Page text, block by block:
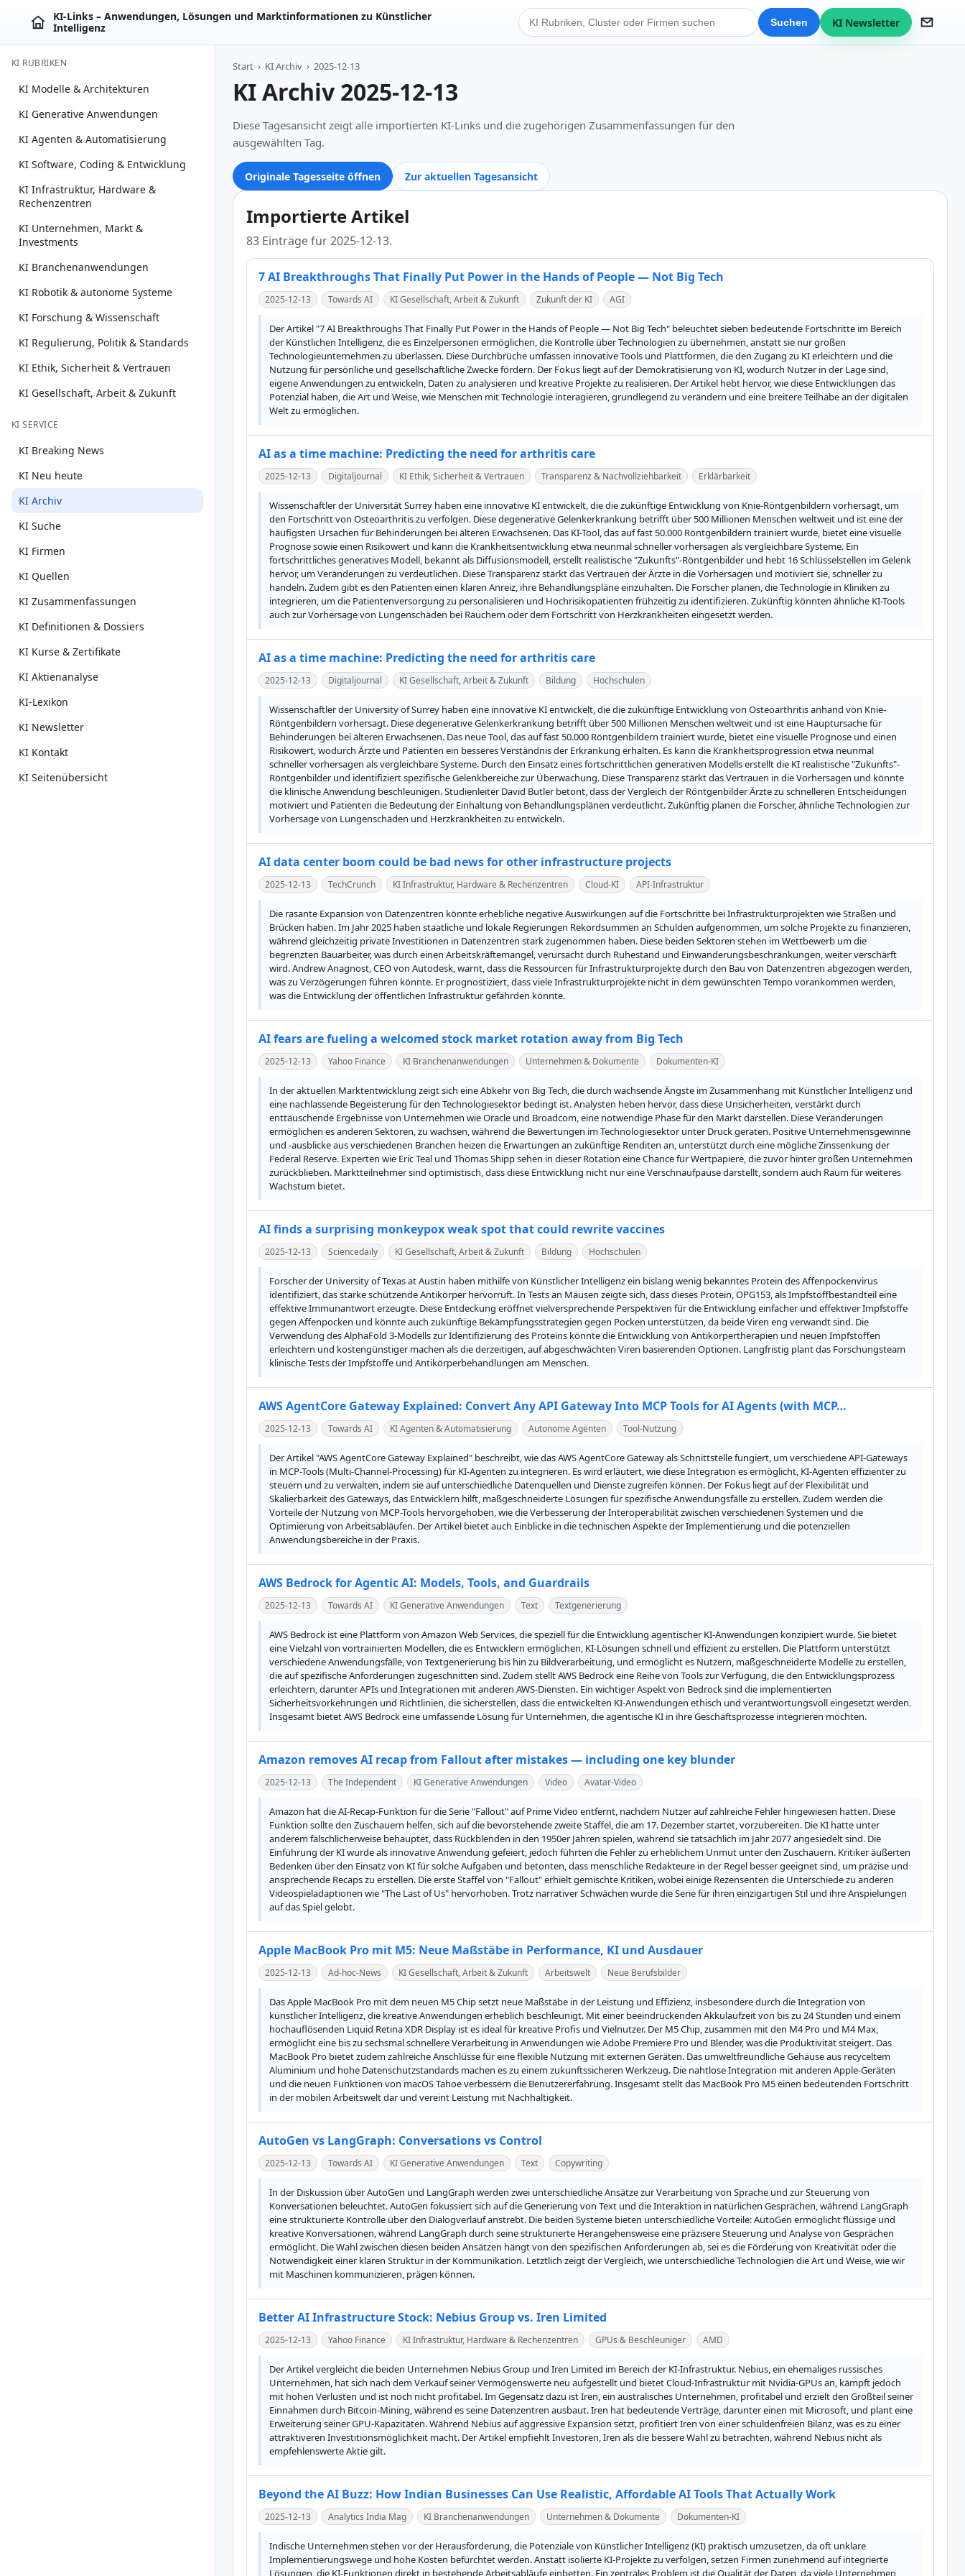
KI‑Links – Anwendungen, Lösungen und Marktinformationen zu Künstlicher
Intelligenz
KI Suche Suchen KI Newsletter
KI RUBRIKEN
KI Modelle & Architekturen
KI Generative Anwendungen
KI Agenten & Automatisierung
KI Software, Coding & Entwicklung
KI Infrastruktur, Hardware &
Rechenzentren
KI Unternehmen, Markt &
Investments
KI Branchenanwendungen
KI Robotik & autonome Systeme
KI Forschung & Wissenschaft
KI Regulierung, Politik & Standards
KI Ethik, Sicherheit & Vertrauen
KI Gesellschaft, Arbeit & Zukunft
KI SERVICE
KI Breaking News
KI Neu heute
KI Archiv
KI Suche
KI Firmen
KI Quellen
KI Zusammenfassungen
KI Definitionen & Dossiers
KI Kurse & Zertifikate
KI Aktienanalyse
KI-Lexikon
KI Newsletter
KI Kontakt
KI Seitenübersicht
Start › KI Archiv › 2025-12-13
KI Archiv 2025-12-13
Diese Tagesansicht zeigt alle importierten KI-Links und die zugehörigen Zusammenfassungen für den
ausgewählten Tag.
Originale Tagesseite öffnen Zur aktuellen Tagesansicht
Importierte Artikel
83 Einträge für 2025-12-13.
7 AI Breakthroughs That Finally Put Power in the Hands of People — Not Big Tech
2025-12-13 Towards AI KI Gesellschaft, Arbeit & Zukunft Zukunft der KI AGI
Der Artikel "7 AI Breakthroughs That Finally Put Power in the Hands of People — Not Big Tech" beleuchtet sieben bedeutende Fortschritte im Bereich
der Künstlichen Intelligenz, die es Einzelpersonen ermöglichen, die Kontrolle über Technologien zu übernehmen, anstatt sie nur großen
Technologieunternehmen zu überlassen. Diese Durchbrüche umfassen innovative Tools und Plattformen, die den Zugang zu KI erleichtern und die
Nutzung für persönliche und gesellschaftliche Zwecke fördern. Der Fokus liegt auf der Demokratisierung von KI, wodurch Nutzer in der Lage sind,
eigene Anwendungen zu entwickeln, Daten zu analysieren und kreative Projekte zu realisieren. Der Artikel hebt hervor, wie diese Entwicklungen das
Potenzial haben, die Art und Weise, wie Menschen mit Technologie interagieren, grundlegend zu verändern und eine breitere Teilhabe an der digitalen
Welt zu ermöglichen.
AI as a time machine: Predicting the need for arthritis care
2025-12-13 Digitaljournal KI Ethik, Sicherheit & Vertrauen Transparenz & Nachvollziehbarkeit Erklärbarkeit
Wissenschaftler der Universität Surrey haben eine innovative KI entwickelt, die die zukünftige Entwicklung von Knie-Röntgenbildern vorhersagt, um
den Fortschritt von Osteoarthritis zu verfolgen. Diese degenerative Gelenkerkrankung betrifft über 500 Millionen Menschen weltweit und ist eine der
häufigsten Ursachen für Behinderungen bei älteren Erwachsenen. Das KI-Tool, das auf fast 50.000 Röntgenbildern trainiert wurde, bietet eine visuelle
Prognose sowie einen Risikowert und kann die Krankheitsentwicklung etwa neunmal schneller vorhersagen als vergleichbare Systeme. Ein
fortschrittliches generatives Modell, bekannt als Diffusionsmodell, erstellt realistische "Zukunfts"-Röntgenbilder und hebt 16 Schlüsselstellen im Gelenk
hervor, um Veränderungen zu verdeutlichen. Diese Transparenz stärkt das Vertrauen der Ärzte in die Vorhersagen und motiviert sie, schneller zu
handeln. Zudem gibt es den Patienten einen klaren Anreiz, ihre Behandlungspläne einzuhalten. Die Forscher planen, die Technologie in Kliniken zu
integrieren, um die Patientenversorgung zu personalisieren und Hochrisikopatienten frühzeitig zu identifizieren. Zukünftig könnten ähnliche KI-Tools
auch zur Vorhersage von Lungenschäden bei Rauchern oder dem Fortschritt von Herzkrankheiten eingesetzt werden.
AI as a time machine: Predicting the need for arthritis care
2025-12-13 Digitaljournal KI Gesellschaft, Arbeit & Zukunft Bildung Hochschulen
Wissenschaftler der University of Surrey haben eine innovative KI entwickelt, die die zukünftige Entwicklung von Osteoarthritis anhand von Knie-
Röntgenbildern vorhersagt. Diese degenerative Gelenkerkrankung betrifft über 500 Millionen Menschen weltweit und ist eine Hauptursache für
Behinderungen bei älteren Erwachsenen. Das neue Tool, das auf fast 50.000 Röntgenbildern trainiert wurde, bietet eine visuelle Prognose und einen
Risikowert, wodurch Ärzte und Patienten ein besseres Verständnis der Erkrankung erhalten. Es kann die Krankheitsprogression etwa neunmal
schneller vorhersagen als vergleichbare Systeme. Durch den Einsatz eines fortschrittlichen generativen Modells erstellt die KI realistische "Zukunfts"-
Röntgenbilder und identifiziert spezifische Gelenkbereiche zur Überwachung. Diese Transparenz stärkt das Vertrauen in die Vorhersagen und könnte
die klinische Anwendung beschleunigen. Studienleiter David Butler betont, dass der Vergleich der Röntgenbilder Ärzte zu schnelleren Entscheidungen
motiviert und Patienten die Bedeutung der Einhaltung von Behandlungsplänen verdeutlicht. Zukünftig planen die Forscher, ähnliche Technologien zur
Vorhersage von Lungenschäden und Herzkrankheiten zu entwickeln.
AI data center boom could be bad news for other infrastructure projects
2025-12-13 TechCrunch KI Infrastruktur, Hardware & Rechenzentren Cloud-KI API-Infrastruktur
Die rasante Expansion von Datenzentren könnte erhebliche negative Auswirkungen auf die Fortschritte bei Infrastrukturprojekten wie Straßen und
Brücken haben. Im Jahr 2025 haben staatliche und lokale Regierungen Rekordsummen an Schulden aufgenommen, um solche Projekte zu finanzieren,
während gleichzeitig private Investitionen in Datenzentren stark zugenommen haben. Diese beiden Sektoren stehen im Wettbewerb um die
begrenzten Bauarbeiter, was durch einen Arbeitskräftemangel, verursacht durch Ruhestand und Einwanderungsbeschränkungen, weiter verschärft
wird. Andrew Anagnost, CEO von Autodesk, warnt, dass die Ressourcen für Infrastrukturprojekte durch den Bau von Datenzentren abgezogen werden,
was zu Verzögerungen führen könnte. Er prognostiziert, dass viele Infrastrukturprojekte nicht in dem gewünschten Tempo vorankommen werden,
was die Entwicklung der öffentlichen Infrastruktur gefährden könnte.
AI fears are fueling a welcomed stock market rotation away from Big Tech
2025-12-13 Yahoo Finance KI Branchenanwendungen Unternehmen & Dokumente Dokumenten-KI
In der aktuellen Marktentwicklung zeigt sich eine Abkehr von Big Tech, die durch wachsende Ängste im Zusammenhang mit Künstlicher Intelligenz und
eine nachlassende Begeisterung für den Technologiesektor bedingt ist. Analysten heben hervor, dass diese Unsicherheiten, verstärkt durch
enttäuschende Ergebnisse von Unternehmen wie Oracle und Broadcom, eine notwendige Phase für den Markt darstellen. Diese Veränderungen
ermöglichen es anderen Sektoren, zu wachsen, während die Bewertungen im Technologiesektor unter Druck geraten. Positive Unternehmensgewinne
und -ausblicke aus verschiedenen Branchen heizen die Erwartungen an zukünftige Renditen an, unterstützt durch eine mögliche Zinssenkung der
Federal Reserve. Experten wie Eric Teal und Thomas Shipp sehen in dieser Rotation eine Chance für Wertpapiere, die zuvor hinter großen Unternehmen
zurückblieben. Marktteilnehmer sind optimistisch, dass diese Entwicklung nicht nur eine Verschnaufpause darstellt, sondern auch Raum für weiteres
Wachstum bietet.
AI finds a surprising monkeypox weak spot that could rewrite vaccines
2025-12-13 Sciencedaily KI Gesellschaft, Arbeit & Zukunft Bildung Hochschulen
Forscher der University of Texas at Austin haben mithilfe von Künstlicher Intelligenz ein bislang wenig bekanntes Protein des Affenpockenvirus
identifiziert, das starke schützende Antikörper hervorruft. In Tests an Mäusen zeigte sich, dass dieses Protein, OPG153, als Impfstoffbestandteil eine
effektive Immunantwort erzeugte. Diese Entdeckung eröffnet vielversprechende Perspektiven für die Entwicklung einfacher und effektiver Impfstoffe
gegen Affenpocken und könnte auch zukünftige Bekämpfungsstrategien gegen Pocken unterstützen, da beide Viren eng verwandt sind. Die
Verwendung des AlphaFold 3-Modells zur Identifizierung des Proteins könnte die Entwicklung von Antikörpertherapien und neuen Impfstoffen
erleichtern und kostengünstiger machen als die derzeitigen, auf abgeschwächten Viren basierenden Optionen. Langfristig plant das Forschungsteam
klinische Tests der Impfstoffe und Antikörperbehandlungen am Menschen.
AWS AgentCore Gateway Explained: Convert Any API Gateway Into MCP Tools for AI Agents (with MCP…
2025-12-13 Towards AI KI Agenten & Automatisierung Autonome Agenten Tool-Nutzung
Der Artikel "AWS AgentCore Gateway Explained" beschreibt, wie das AWS AgentCore Gateway als Schnittstelle fungiert, um verschiedene API-Gateways
in MCP-Tools (Multi-Channel-Processing) für KI-Agenten zu integrieren. Es wird erläutert, wie diese Integration es ermöglicht, KI-Agenten effizienter zu
steuern und zu verwalten, indem sie auf unterschiedliche Datenquellen und Dienste zugreifen können. Der Fokus liegt auf der Flexibilität und
Skalierbarkeit des Gateways, das Entwicklern hilft, maßgeschneiderte Lösungen für spezifische Anwendungsfälle zu erstellen. Zudem werden die
Vorteile der Nutzung von MCP-Tools hervorgehoben, wie die Verbesserung der Interoperabilität zwischen verschiedenen Systemen und die
Optimierung von Arbeitsabläufen. Der Artikel bietet auch Einblicke in die technischen Aspekte der Implementierung und die potenziellen
Anwendungsbereiche in der Praxis.
AWS Bedrock for Agentic AI: Models, Tools, and Guardrails
2025-12-13 Towards AI KI Generative Anwendungen Text Textgenerierung
AWS Bedrock ist eine Plattform von Amazon Web Services, die speziell für die Entwicklung agentischer KI-Anwendungen konzipiert wurde. Sie bietet
eine Vielzahl von vortrainierten Modellen, die es Entwicklern ermöglichen, KI-Lösungen schnell und effizient zu erstellen. Die Plattform unterstützt
verschiedene Anwendungsfälle, von Textgenerierung bis hin zu Bildverarbeitung, und ermöglicht es Nutzern, maßgeschneiderte Modelle zu erstellen,
die auf spezifische Anforderungen zugeschnitten sind. Zudem stellt AWS Bedrock eine Reihe von Tools zur Verfügung, die den Entwicklungsprozess
erleichtern, darunter APIs und Integrationen mit anderen AWS-Diensten. Ein wichtiger Aspekt von Bedrock sind die implementierten
Sicherheitsvorkehrungen und Richtlinien, die sicherstellen, dass die entwickelten KI-Anwendungen ethisch und verantwortungsvoll eingesetzt werden.
Insgesamt bietet AWS Bedrock eine umfassende Lösung für Unternehmen, die agentische KI in ihre Geschäftsprozesse integrieren möchten.
Amazon removes AI recap from Fallout after mistakes — including one key blunder
2025-12-13 The Independent KI Generative Anwendungen Video Avatar-Video
Amazon hat die AI-Recap-Funktion für die Serie "Fallout" auf Prime Video entfernt, nachdem Nutzer auf zahlreiche Fehler hingewiesen hatten. Diese
Funktion sollte den Zuschauern helfen, sich auf die bevorstehende zweite Staffel, die am 17. Dezember startet, vorzubereiten. Die KI hatte unter
anderem fälschlicherweise behauptet, dass Rückblenden in den 1950er Jahren spielen, während sie tatsächlich im Jahr 2077 angesiedelt sind. Die
Einführung der KI wurde als innovative Anwendung gefeiert, jedoch führten die Fehler zu erheblichem Unmut unter den Zuschauern. Kritiker äußerten
Bedenken über den Einsatz von KI für solche Aufgaben und betonten, dass menschliche Redakteure in der Regel besser geeignet sind, um präzise und
ansprechende Recaps zu erstellen. Die erste Staffel von "Fallout" erhielt gemischte Kritiken, wobei einige Rezensenten die Unterschiede zu anderen
Videospieladaptionen wie "The Last of Us" hervorhoben. Trotz narrativer Schwächen wurde die Serie für ihren einzigartigen Stil und ihre Anspielungen
auf das Spiel gelobt.
Apple MacBook Pro mit M5: Neue Maßstäbe in Performance, KI und Ausdauer
2025-12-13 Ad-hoc-News KI Gesellschaft, Arbeit & Zukunft Arbeitswelt Neue Berufsbilder
Das Apple MacBook Pro mit dem neuen M5 Chip setzt neue Maßstäbe in der Leistung und Effizienz, insbesondere durch die Integration von
künstlicher Intelligenz, die kreative Anwendungen erheblich beschleunigt. Mit einer beeindruckenden Akkulaufzeit von bis zu 24 Stunden und einem
hochauflösenden Liquid Retina XDR Display ist es ideal für kreative Profis und Vielnutzer. Der M5 Chip, zusammen mit den M4 Pro und M4 Max,
ermöglicht eine bis zu sechsmal schnellere Verarbeitung in Anwendungen wie Adobe Premiere Pro und Blender, was die Produktivität steigert. Das
MacBook Pro bietet zudem zahlreiche Anschlüsse für eine flexible Nutzung mit externen Geräten. Das umweltfreundliche Gehäuse aus recyceltem
Aluminium und hohe Datenschutzstandards machen es zu einem zukunftssicheren Werkzeug. Die nahtlose Integration mit anderen Apple-Geräten
und die neuen Funktionen von macOS Tahoe verbessern die Benutzererfahrung. Insgesamt stellt das MacBook Pro M5 einen bedeutenden Fortschritt
in der mobilen Arbeitswelt dar und vereint Leistung mit Nachhaltigkeit.
AutoGen vs LangGraph: Conversations vs Control
2025-12-13 Towards AI KI Generative Anwendungen Text Copywriting
In der Diskussion über AutoGen und LangGraph werden zwei unterschiedliche Ansätze zur Verarbeitung von Sprache und zur Steuerung von
Konversationen beleuchtet. AutoGen fokussiert sich auf die Generierung von Text und die Interaktion in natürlichen Gesprächen, während LangGraph
eine strukturierte Kontrolle über den Dialogverlauf anstrebt. Die beiden Systeme bieten unterschiedliche Vorteile: AutoGen ermöglicht flüssige und
kreative Konversationen, während LangGraph durch seine strukturierte Herangehensweise eine präzisere Steuerung und Analyse von Gesprächen
ermöglicht. Die Wahl zwischen diesen beiden Ansätzen hängt von den spezifischen Anforderungen ab, sei es die Förderung von Kreativität oder die
Notwendigkeit einer klaren Struktur in der Kommunikation. Letztlich zeigt der Vergleich, wie unterschiedliche Technologien die Art und Weise, wie wir
mit Maschinen kommunizieren, prägen können.
Better AI Infrastructure Stock: Nebius Group vs. Iren Limited
2025-12-13 Yahoo Finance KI Infrastruktur, Hardware & Rechenzentren GPUs & Beschleuniger AMD
Der Artikel vergleicht die beiden Unternehmen Nebius Group und Iren Limited im Bereich der KI-Infrastruktur. Nebius, ein ehemaliges russisches
Unternehmen, hat sich nach dem Verkauf seiner Vermögenswerte neu aufgestellt und bietet Cloud-Infrastruktur mit Nvidia-GPUs an, kämpft jedoch
mit hohen Verlusten und ist noch nicht profitabel. Im Gegensatz dazu ist Iren, ein australisches Unternehmen, profitabel und erzielt den Großteil seiner
Einnahmen durch Bitcoin-Mining, während es seine Datenzentren ausbaut. Iren hat bedeutende Verträge, darunter einen mit Microsoft, und plant eine
Erweiterung seiner GPU-Kapazitäten. Während Nebius auf aggressive Expansion setzt, profitiert Iren von einer schuldenfreien Bilanz, was es zu einer
attraktiveren Investitionsmöglichkeit macht. Der Artikel empfiehlt Investoren, Iren als die bessere Wahl zu betrachten, während Nebius nicht als
empfehlenswerte Aktie gilt.
Beyond the AI Buzz: How Indian Businesses Can Use Realistic, Affordable AI Tools That Actually Work
2025-12-13 Analytics India Mag KI Branchenanwendungen Unternehmen & Dokumente Dokumenten-KI
Indische Unternehmen stehen vor der Herausforderung, die Potenziale von Künstlicher Intelligenz (KI) praktisch umzusetzen, da oft unklare
Implementierungswege und hohe Kosten befürchtet werden. Anstatt isolierte KI-Projekte zu verfolgen, setzen Firmen zunehmend auf integrierte
Lösungen, die KI-Funktionen direkt in bestehende Arbeitsabläufe einbetten. Ein zentrales Problem ist die Qualität der Daten, da viele Unternehmen